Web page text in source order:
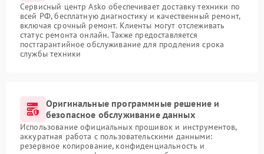
Сервисный центр Asko обеспечивает доставку техники по
всей РФ, бесплатную диагностику и качественный ремонт,
включая срочный ремонт. Клиенты могут отслеживать
статус ремонта онлайн. Также предоставляется
постгарантийное обслуживание для продления срока
службы техники
Оригинальные программные решение и
безопасное обслуживание данных
Использование официальных прошивок и инструментов,
аккуратная работа с пользовательскими данными:
резервное копирование, конфиденциальность и